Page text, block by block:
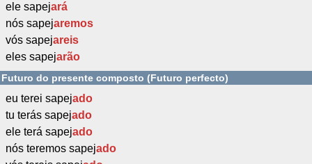
ele sapejará
nós sapejaremos
vós sapejareis
eles sapejarão
Futuro do presente composto (Futuro perfecto)
eu terei sapejado
tu terás sapejado
ele terá sapejado
nós teremos sapejado